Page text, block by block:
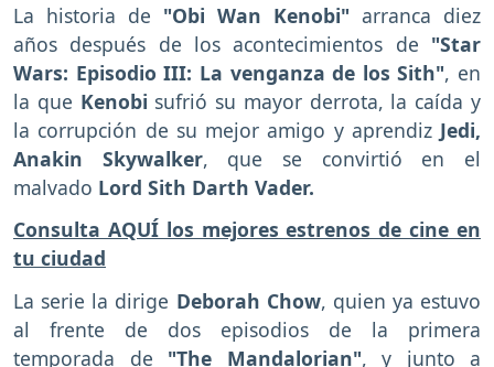
La historia de "Obi Wan Kenobi" arranca diez
años después de los acontecimientos de "Star
Wars: Episodio III: La venganza de los Sith", en
la que Kenobi sufrió su mayor derrota, la caída y
la corrupción de su mejor amigo y aprendiz Jedi,
Anakin Skywalker, que se convirtió en el
malvado Lord Sith Darth Vader.
Consulta AQUÍ los mejores estrenos de cine en
tu ciudad
La serie la dirige Deborah Chow, quien ya estuvo
al frente de dos episodios de la primera
temporada de "The Mandalorian", y junto a